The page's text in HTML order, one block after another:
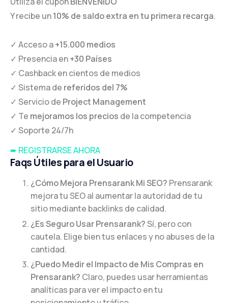
Y recibe un10% de saldo extra en tu primera recarga.
✓ Acceso a+15.000 medios
✓ Presencia en+30 Países
✓ Cashback en cientos de medios
✓ Sistema de referidos del 7%
✓ Servicio de Project Management
✓ Te mejoramos los precios de la competencia
✓ Soporte 24/7h
➨ REGISTRARSE AHORA
Faqs Útiles para el Usuario
¿Cómo Mejora Prensarank Mi SEO? Prensarank
mejora tu SEO al aumentar la autoridad de tu
sitio mediante backlinks de calidad.
¿Es Seguro Usar Prensarank?Sí, pero con
cautela. Elige bien tus enlaces y no abuses de la
cantidad.
¿Puedo Medir el Impacto de Mis Compras en
Prensarank? Claro, puedes usar herramientas
analíticas para ver el impacto en tu